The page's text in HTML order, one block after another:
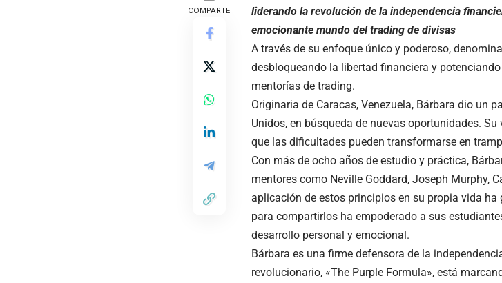
COMPARTE
liderando la revolución de la independencia
emocionante mundo del trading de divisas
A través de su enfoque único y poderoso,
desbloqueando la libertad financiera y
mentorías de trading.
Originaria de Caracas, Venezuela, Bárbara dio un
Unidos, en búsqueda de nuevas oportunidades.
que las dificultades pueden transformarse en
Con más de ocho años de estudio y práctica,
mentores como Neville Goddard, Joseph Murphy,
aplicación de estos principios en su propia vida
para compartirlos ha empoderado a sus
desarrollo personal y emocional.
Bárbara es una firme defensora de la
revolucionario, «The Purple Formula», está